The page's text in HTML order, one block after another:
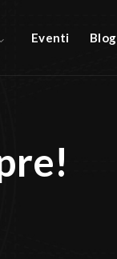
Eventi Blog